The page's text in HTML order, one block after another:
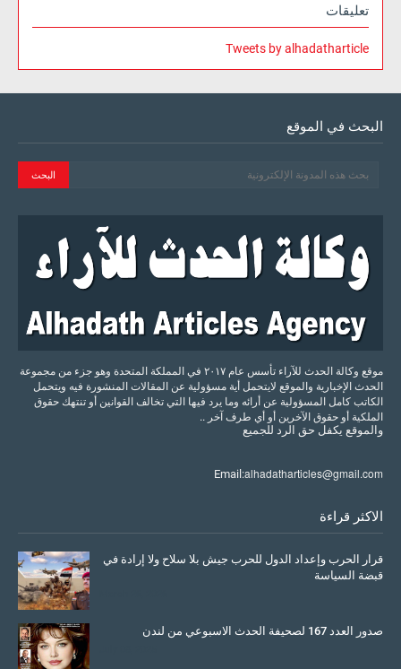
تعليقات
Tweets by alhadatharticle
البحث في الموقع
موقع وكالة الحدث للآراء تأسس عام ٢٠١٧ في المملكة المتحدة وهو جزء من مجموعة
الحدث الإخبارية والموقع لايتحمل أية مسؤولية عن المقالات المنشورة فيه ويتحمل
الكاتب كامل المسؤولية عن أرائه وما يرد فيها التي تخالف القوانين أو تنتهك حقوق
الملكية أو حقوق الآخرين أو أي طرف آخر ..
والموقع يكفل حق الرد للجميع
Email:alhadatharticles@gmail.com
الاكثر قراءة
قرار الحرب وإعداد الدول للحرب جيش بلا سلاح ولا إرادة في
قبضة السياسة
صدور العدد 167 لصحيفة الحدث الاسبوعي من لندن